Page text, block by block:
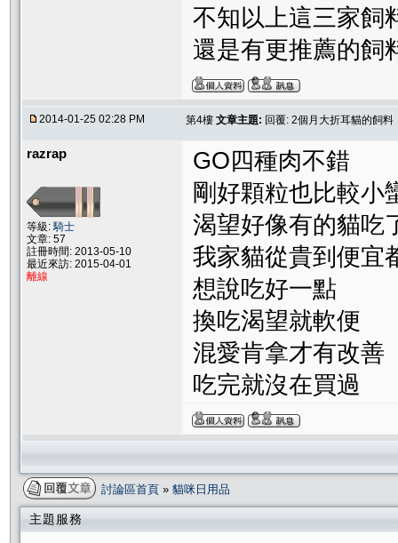
不知以上這三家飼
還是有更推薦的飼
2014-01-25 02:28 PM 第4樓 文章主題: 回覆: 2個月大折耳貓的飼料
razrap
等級:騎士
文章: 57
註冊時間: 2013-05-10
最近來訪: 2015-04-01
離線
GO四種肉不錯
剛好顆粒也比較小
渴望好像有的貓吃
我家貓從貴到便宜
想說吃好一點
換吃渴望就軟便
混愛肯拿才有改善
吃完就沒在買過
討論區首頁 » 貓咪日用品
主題服務